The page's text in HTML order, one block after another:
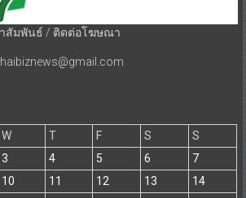
สัมพันธ์ / ติดต่อโฆษณา
W T F S
S
3 4 5 6
7
10 11 12 13
14